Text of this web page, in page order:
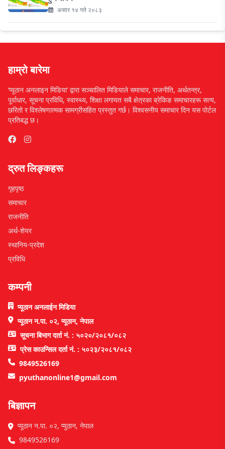
असार १४ गते २०८३
हाम्रो बारेमा
‘प्यूठान अनलाइन मिडिया’ द्वारा सञ्चालित मिडियाले समाचार, राजनीति, अर्थतन्त्र,
पूर्वाधार, सूचना प्रविधि, स्वास्थ्य, शिक्षा लगायत सबै क्षेत्रका ब्रेकिङ समाचारहरू सत्य,
छरितो र विश्लेषणात्मक सामग्रीसहित प्रस्तुत गर्छ। विश्वसनीय समाचार दिन यस पोर्टल
प्रतिबद्ध छ।
द्रुत लिङ्कहरू
गृहपृष्ठ
समाचार
राजनीति
अर्थ-शेयर
स्थानिय-प्रदेश
प्रविधि
कम्पनी
प्यूठान अनलाईन मिडिया
प्यूठान न.पा. ०२, प्यूठान, नेपाल
सूचना बिभाग दर्ता नं. : ५०२०/२०८१/०८२
प्रेस काउन्सिल दर्ता नं. : ५०२३/२०८१/०८२
9849526169
pyuthanonline1@gmail.com
बिज्ञापन
प्यूठान न.पा. ०२, प्युठान, नेपाल
9849526169